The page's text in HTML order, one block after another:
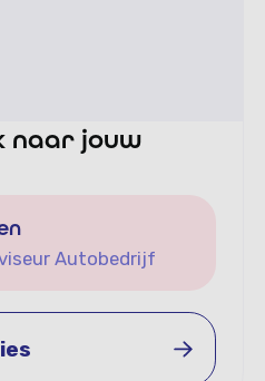
naar jouw
Autobedrijf